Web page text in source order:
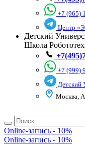
+7 (965)
Центр
Детский
Школа
+7 (999)
Детский
Москва,
Online-запись - 10%
Online-запись - 10%